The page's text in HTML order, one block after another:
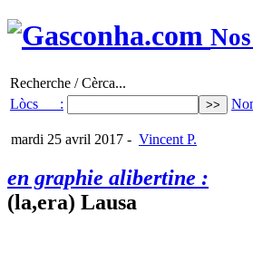
Recherche / Cèrca...
Lòcs :
mardi 25 avril 2017 - Vincent P.
en graphie alibertine :
(la,era) Lausa